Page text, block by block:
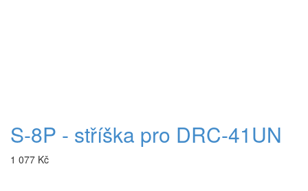
S-8P - stříška pro DRC-41UN
1 077 Kč